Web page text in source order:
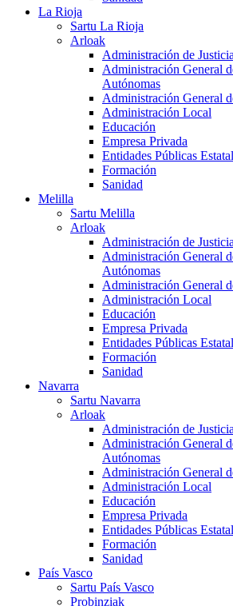
La Rioja
Sartu La Rioja
Arloak
Administración de Justicia
Administración General
Autónomas
Administración General
Administración Local
Educación
Empresa Privada
Entidades Públicas
Formación
Sanidad
Melilla
Sartu Melilla
Arloak
Administración de Justicia
Administración General
Autónomas
Administración General
Administración Local
Educación
Empresa Privada
Entidades Públicas
Formación
Sanidad
Navarra
Sartu Navarra
Arloak
Administración de Justicia
Administración General
Autónomas
Administración General
Administración Local
Educación
Empresa Privada
Entidades Públicas
Formación
Sanidad
País Vasco
Sartu País Vasco
Probinziak